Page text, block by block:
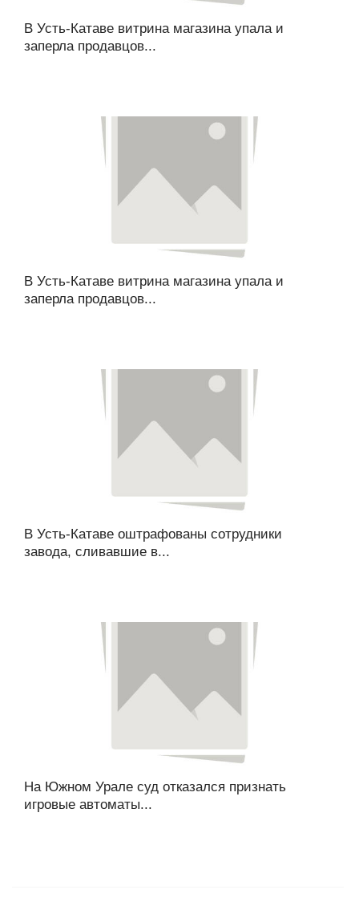
В Усть-Катаве витрина магазина упала и
заперла продавцов...
В Усть-Катаве витрина магазина упала и
заперла продавцов...
В Усть-Катаве оштрафованы сотрудники
завода, сливавшие в...
На Южном Урале суд отказался признать
игровые автоматы...